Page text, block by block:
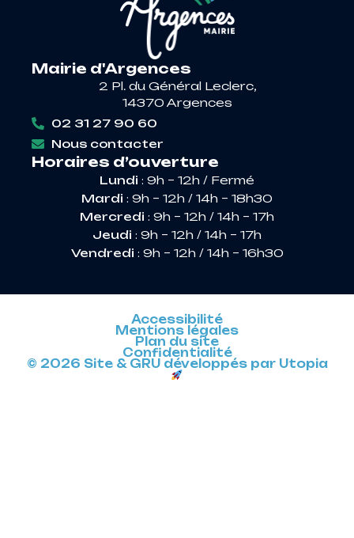
Mairie d'Argences
2 Pl. du Général Leclerc,
14370 Argences
02 31 27 90 60
Nous contacter
Horaires d’ouverture
Lundi : 9h – 12h / Fermé
Mardi : 9h – 12h / 14h – 18h30
Mercredi : 9h – 12h / 14h – 17h
Jeudi : 9h – 12h / 14h – 17h
Vendredi : 9h – 12h / 14h – 16h30
Accessibilité
Mentions légales
Plan du site
Confidentialité
© 2026 Site & GRU développés par Utopia